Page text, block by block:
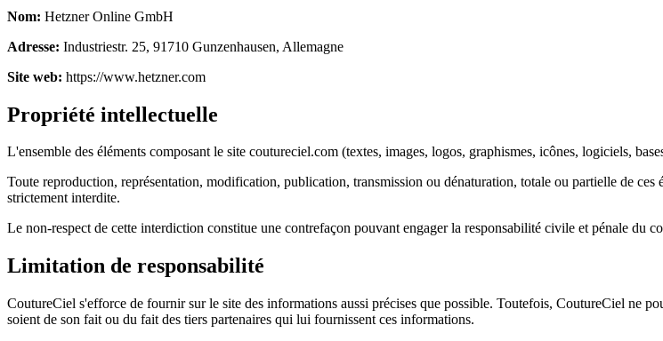
Nom: Hetzner Online GmbH
Adresse: Industriestr. 25, 91710 Gunzenhausen, Allemagne
Site web: https://www.hetzner.com
Propriété intellectuelle
L'ensemble des éléments composant le site coutureciel.com (textes, images, logos, graphismes, icônes, logiciels,
Toute reproduction, représentation, modification, publication, transmission ou dénaturation, totale ou partielle de
strictement interdite.
Le non-respect de cette interdiction constitue une contrefaçon pouvant engager la responsabilité civile et pénale du
Limitation de responsabilité
CoutureCiel s'efforce de fournir sur le site des informations aussi précises que possible. Toutefois, CoutureCiel ne
soient de son fait ou du fait des tiers partenaires qui lui fournissent ces informations.